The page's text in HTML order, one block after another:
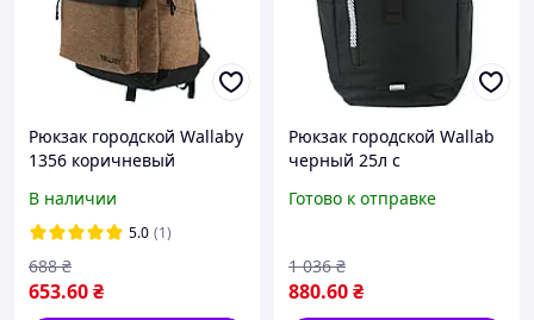
Рюкзак городской Wallaby
1356 коричневый
В наличии
5.0 (1)
653.60₴
688 ₴
Рюкзак городской Wallab
черный 25л с
и карманами для
использования
Готово к отправке
880.60₴
1 036 ₴